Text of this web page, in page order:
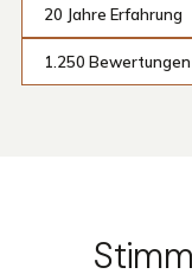
20 Jahre Erfahrung
1.250 Bewertungen